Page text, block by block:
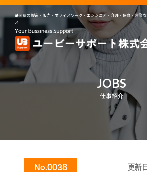
静岡県の製造・販売・オフィスワーク・エンジニア・介護・保育・営業
ス
JOBS
仕事紹介
No.0038 更新